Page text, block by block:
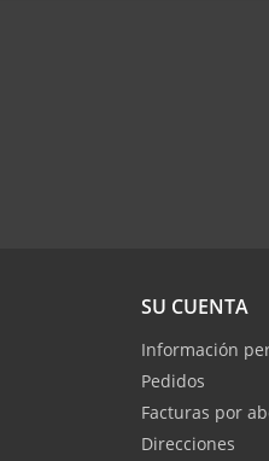
SU CUENTA
Información
Pedidos
Facturas por
Direcciones